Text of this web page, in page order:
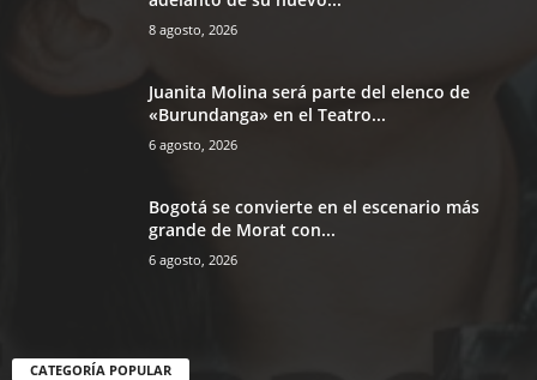
8 agosto, 2026
Juanita Molina será parte del elenco de
«Burundanga» en el Teatro...
6 agosto, 2026
Bogotá se convierte en el escenario más
grande de Morat con...
6 agosto, 2026
CATEGORÍA POPULAR